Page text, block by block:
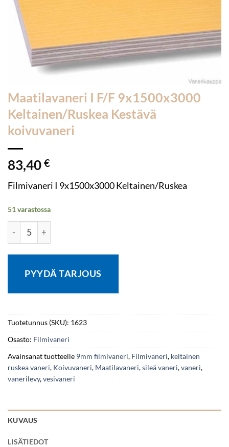
Maatilavaneri I F/F 9x1500x3000
Keltainen/Ruskea Kestävä
koivuvaneri
83,40 €
Filmivaneri I 9x1500x3000 Keltainen/Ruskea
51 varastossa
Maatilavaneri I F/F 9x1500x3000 Keltainen/Ruskea
PYYDÄ TARJOUS
Tuotetunnus (SKU): 1623
Osasto: Filmivaneri
Avainsanat tuotteelle 9mm filmivaneri, Filmivaneri, keltainen
ruskea vaneri, Koivuvaneri, Maatilavaneri,sileä vaneri,vaneri,
vanerilevy,vesivaneri
KUVAUS
LISÄTIEDOT